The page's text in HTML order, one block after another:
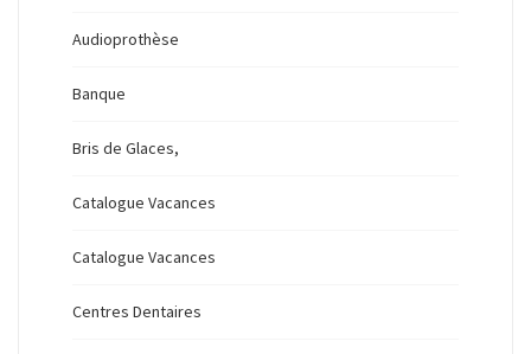
Audioprothèse
Banque
Bris de Glaces,
Catalogue Vacances
Catalogue Vacances
Centres Dentaires